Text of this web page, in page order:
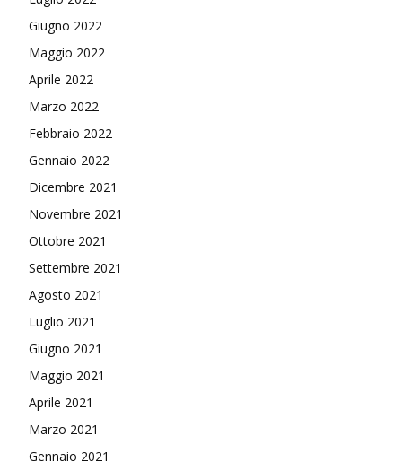
Giugno 2022
Maggio 2022
Aprile 2022
Marzo 2022
Febbraio 2022
Gennaio 2022
Dicembre 2021
Novembre 2021
Ottobre 2021
Settembre 2021
Agosto 2021
Luglio 2021
Giugno 2021
Maggio 2021
Aprile 2021
Marzo 2021
Gennaio 2021